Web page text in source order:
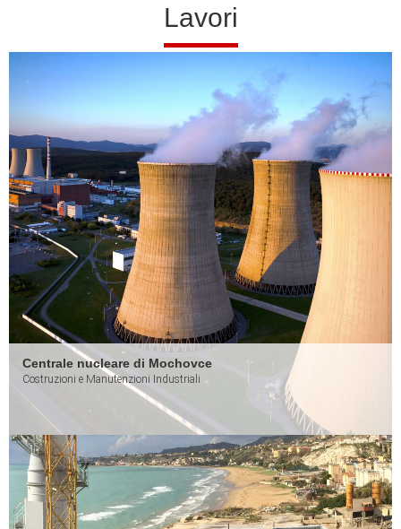
Lavori
Centrale nucleare di Mochovce
Costruzioni e Manutenzioni Industriali